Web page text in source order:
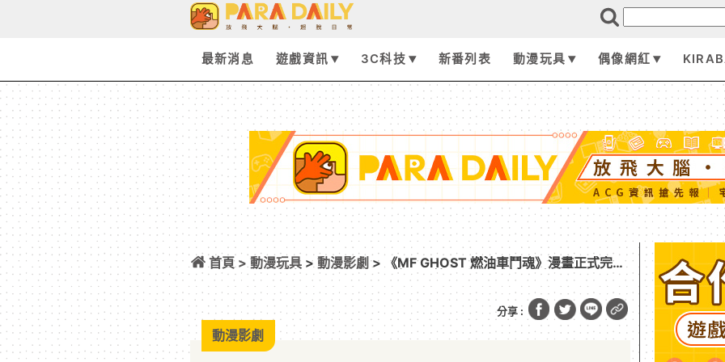
最新消息 遊戲資訊 3C科技 新番列表 動漫玩具 偶像網紅
首頁 >動漫玩具 >動漫影劇 > 《MF GHOST 燃油車鬥魂》漫畫正式完
結，結束 7 年半連載，同步公開第 3 季動畫製作確定！
分享 :
動漫影劇